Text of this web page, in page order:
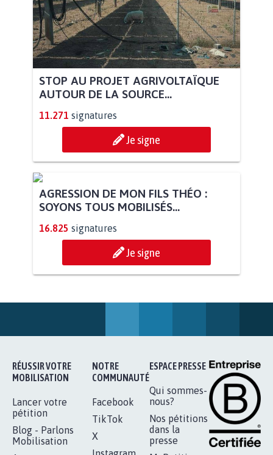
STOP AU PROJET AGRIVOLTAÏQUE
AUTOUR DE LA SOURCE...
11.271 signatures
Je signe
AGRESSION DE MON FILS THÉO :
Je signe